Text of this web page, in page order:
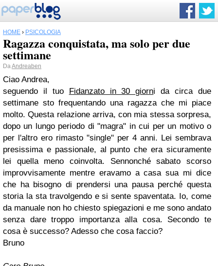
HOME › PSICOLOGIA
Ragazza conquistata, ma solo per due
settimane
DaAndreaben
Ciao Andrea,
seguendo il tuo Fidanzato in 30 giorni da circa due
settimane sto frequentando una ragazza che mi piace
molto. Questa relazione arriva, con mia stessa sorpresa,
dopo un lungo periodo di "magra" in cui per un motivo o
per l'altro ero rimasto "single" per 4 anni. Lei sembrava
presissima e passionale, al punto che era sicuramente
lei quella meno coinvolta. Sennonché sabato scorso
improvvisamente mentre eravamo a casa sua mi dice
che ha bisogno di prendersi una pausa perché questa
storia la sta travolgendo e si sente spaventata. Io, come
da manuale non ho chiesto spiegazioni e me sono andato
senza dare troppo importanza alla cosa. Secondo te
cosa è successo? Adesso che cosa faccio?
Bruno